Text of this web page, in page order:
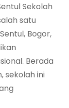
Sekolah
satu
Bogor,
Berada
sekolah ini